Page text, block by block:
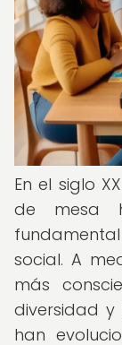
En el siglo
de mesa
social. A
más
diversidad y
han